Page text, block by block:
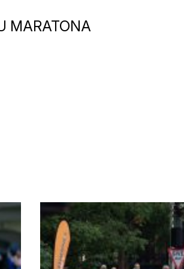
MARATONA